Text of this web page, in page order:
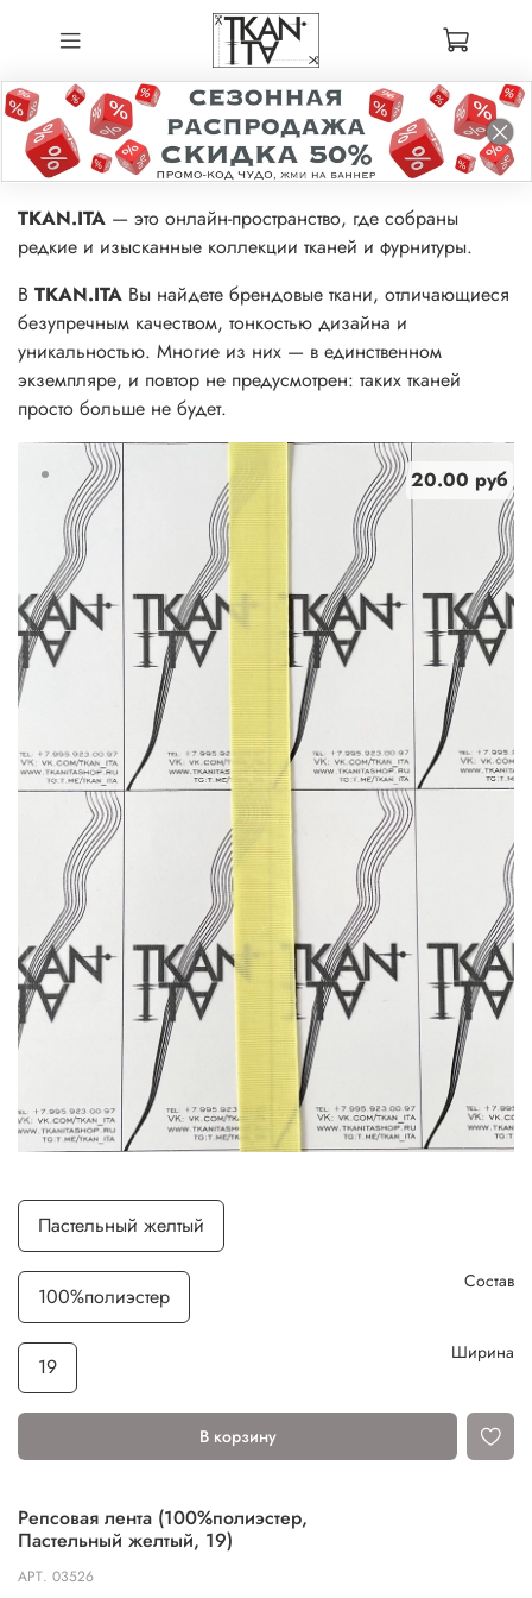
TKAN.ITA — это онлайн-пространство, где собраны
редкие и изысканные коллекции тканей и фурнитуры.
В TKAN.ITA Вы найдете брендовые ткани, отличающиеся
безупречным качеством, тонкостью дизайна и
уникальностью. Многие из них — в единственном
экземпляре, и повтор не предусмотрен: таких тканей
просто больше не будет.
Репсовая лента (100%полиэстер,
Пастельный желтый, 19)
20.00 руб
АРТ. 03526
В корзину
Пастельный желтый
Состав
100%полиэстер
Ширина
19